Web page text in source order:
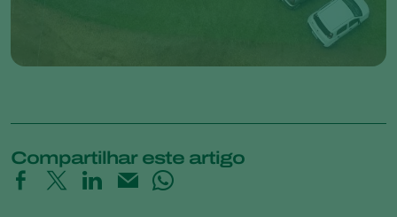
Compartilhar este artigo